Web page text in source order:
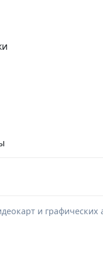
и графических